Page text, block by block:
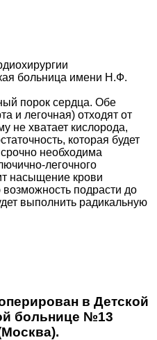
больница имени Н.Ф.
порок сердца. Обе
и легочная) отходят от
не хватает кислорода,
которая будет
необходима
легочного
насыщение крови
подрасти до
выполнить радикальную
в Детской
больнице №13